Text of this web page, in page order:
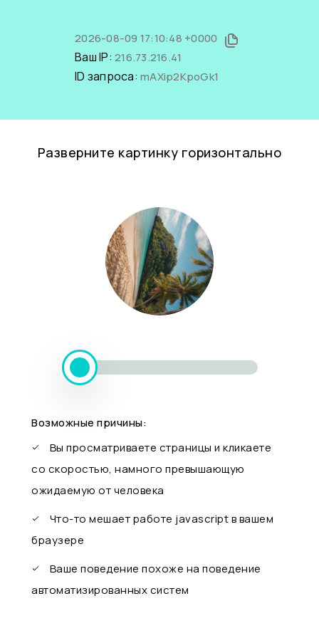
2026-08-09 17:10:48 +0000
Ваш IP: 216.73.216.41
ID запроса: mAXip2KpoGk1
Разверните картинку горизонтально
Возможные причины:
Вы просматриваете страницы и кликаете
со скоростью, намного превышающую
ожидаемую от человека
Что-то мешает работе javascript в вашем
браузере
Ваше поведение похоже на поведение
автоматизированных систем